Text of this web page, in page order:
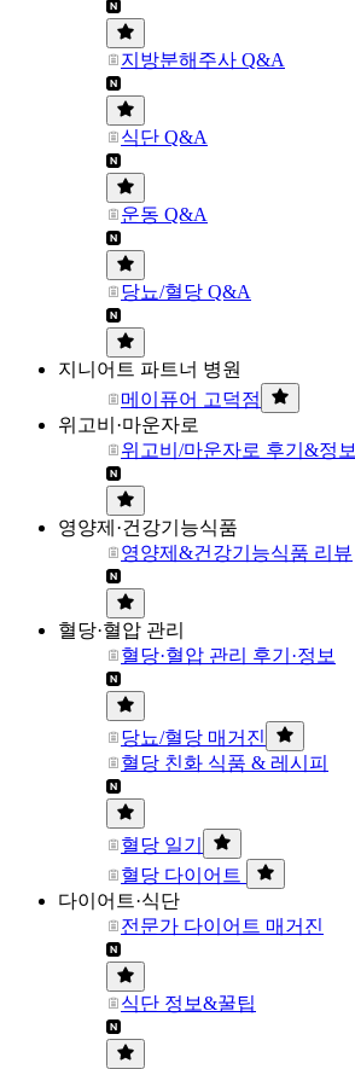
지방분해주사 Q&A
식단 Q&A
운동 Q&A
당뇨/혈당 Q&A
지니어트 파트너 병원
메이퓨어 고덕점
위고비·마운자로
위고비/마운자로 후기&정보
영양제·건강기능식품
영양제&건강기능식품 리뷰
혈당·혈압 관리
혈당·혈압 관리 후기·정보
당뇨/혈당 매거진
혈당 친화 식품 & 레시피
혈당 일기
혈당 다이어트
다이어트·식단
전문가 다이어트 매거진
식단 정보&꿀팁